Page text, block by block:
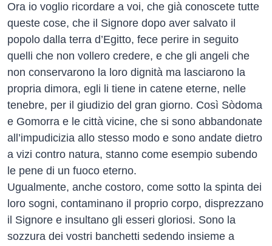
Ora io voglio ricordare a voi, che già conoscete tutte
queste cose, che il Signore dopo aver salvato il
popolo dalla terra d’Egitto, fece perire in seguito
quelli che non vollero credere, e che gli angeli che
non conservarono la loro dignità ma lasciarono la
propria dimora, egli li tiene in catene eterne, nelle
tenebre, per il giudizio del gran giorno. Così Sòdoma
e Gomorra e le città vicine, che si sono abbandonate
all’impudicizia allo stesso modo e sono andate dietro
a vizi contro natura, stanno come esempio subendo
le pene di un fuoco eterno.
Ugualmente, anche costoro, come sotto la spinta dei
loro sogni, contaminano il proprio corpo, disprezzano
il Signore e insultano gli esseri gloriosi. Sono la
sozzura dei vostri banchetti sedendo insieme a